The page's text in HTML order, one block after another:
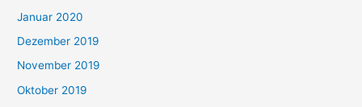
Januar 2020
Dezember 2019
November 2019
Oktober 2019